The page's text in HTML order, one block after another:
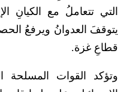
التي تتعاملُ مع الكيانِ
يتوقفَ العدوانُ ويرفعُ
قطاعِ غزة.
وتؤكد القوات المسلحة